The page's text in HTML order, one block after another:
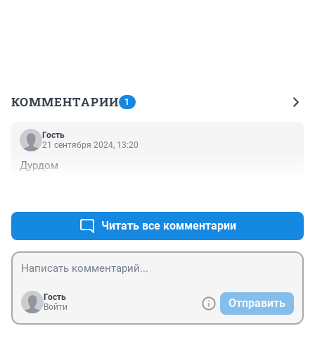
КОММЕНТАРИИ 1
Гость
21 сентября 2024, 13:20
Дурдом
Читать все комментарии
Гость
Войти
Отправить